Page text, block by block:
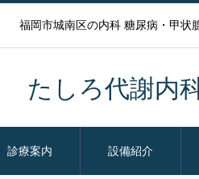
福岡市城南区の内科 糖尿病・甲状
たしろ代謝内
診療案内 設備紹介